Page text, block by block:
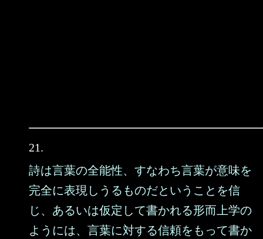
21.
詩は言葉の全能性、すなわち言葉が意味を
完全に表現しうるものだということを信
じ、あるいは仮定して書かれる形而上学の
ようには、言葉に対する信頼をもって書か